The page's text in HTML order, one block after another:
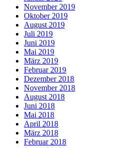
November 2019
Oktober 2019
August 2019
Juli 2019
Juni 2019
Mai 2019
März 2019
Februar 2019
Dezember 2018
November 2018
August 2018
Juni 2018
Mai 2018
April 2018
März 2018
Februar 2018